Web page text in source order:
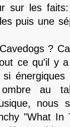
sur les
puis une
?
ce qu'il y
si
au
nous
"What